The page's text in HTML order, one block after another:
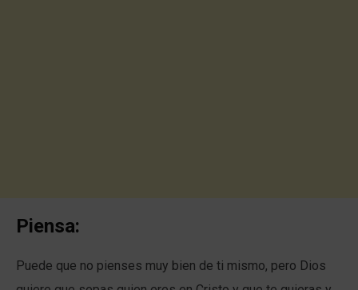
Piensa:
Puede que no pienses muy bien de ti mismo, pero Dios